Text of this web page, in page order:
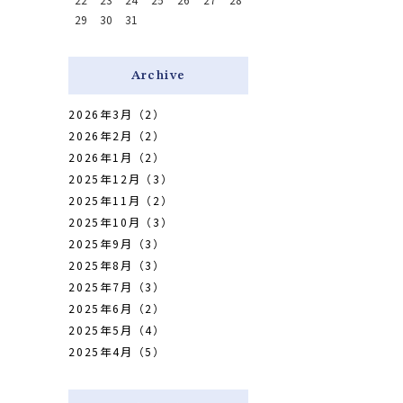
29
30 31
Archive
2026年3月（2）
2026年2月（2）
2026年1月（2）
2025年12月（3）
2025年11月（2）
2025年10月（3）
2025年9月（3）
2025年8月（3）
2025年7月（3）
2025年6月（2）
2025年5月（4）
2025年4月（5）